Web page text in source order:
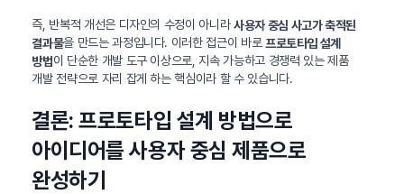
즉, 반복적 개선은 디자인의 수정이 아니라사용자 중심 사고가 축적된
결과물을 만드는 과정입니다. 이러한 접근이 바로 프로토타입 설계
방법이 단순한 개발 도구 이상으로, 지속 가능하고 경쟁력 있는 제품
개발 전략으로 자리 잡게 하는 핵심이라 할 수 있습니다.
결론: 프로토타입 설계 방법으로
아이디어를 사용자 중심 제품으로
완성하기